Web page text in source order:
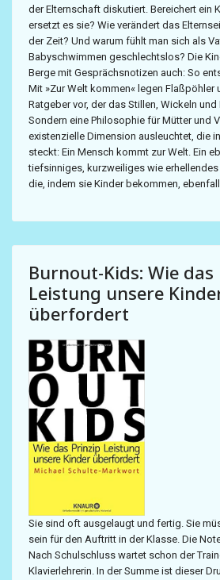
der Elternschaft diskutiert. Bereichert ein
ersetzt es sie? Wie verändert das
der Zeit? Und warum fühlt man sich als
Babyschwimmen geschlechtslos? Die
Berge mit Gesprächsnotizen auch: So
Mit »Zur Welt kommen« legen Flaßpöhler
Ratgeber vor, der das Stillen, Wickeln und
Sondern eine Philosophie für Mütter und
existenzielle Dimension ausleuchtet, die
steckt: Ein Mensch kommt zur Welt. Ein
tiefsinniges, kurzweiliges wie erhellendes
die, indem sie Kinder bekommen,
Burnout-Kids: Wie das
Leistung unsere
überfordert
Sie sind oft ausgelaugt und fertig. Sie
sein für den Auftritt in der Klasse. Die
Nach Schulschluss wartet schon der
Klavierlehrerin. In der Summe ist dieser